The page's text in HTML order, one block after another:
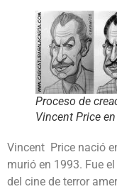
Proceso de
Vincent Price
Vincent Price nació
murió en 1993. Fue
del cine de terror